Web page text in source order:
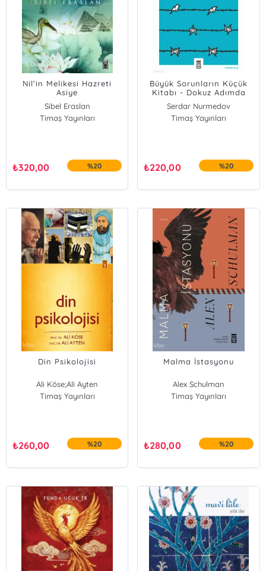
Nil'in Melikesi Hazreti
Asiye
Sibel Eraslan
Timaş Yayınları
₺320,00 %20
Büyük Sorunların Küçük
Kitabı - Dokuz Adımda
Kabul ve Kararlılık
Terapisi (ACT)
Serdar Nurmedov
Timaş Yayınları
₺220,00 %20
Din Psikolojisi
Ali Köse;Ali Ayten
Timaş Yayınları
₺260,00 %20
Malma İstasyonu
Alex Schulman
Timaş Yayınları
₺280,00 %20